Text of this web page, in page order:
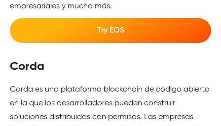
empresariales y mucho más.
Try EOS
Corda
Corda es una plataforma blockchain de código abierto
en la que los desarrolladores pueden construir
soluciones distribuidas con permisos. Las empresas